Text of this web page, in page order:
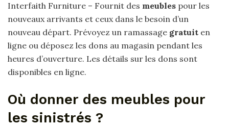
Interfaith Furniture – Fournit des meubles pour les
nouveaux arrivants et ceux dans le besoin d’un
nouveau départ. Prévoyez un ramassage gratuit en
ligne ou déposez les dons au magasin pendant les
heures d’ouverture. Les détails sur les dons sont
disponibles en ligne.
Où donner des meubles pour
les sinistrés ?